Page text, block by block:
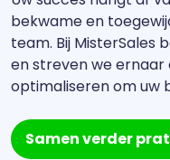
bekwame en
team. Bij MisterSales
en streven we
optimaliseren om uw
Samen verder